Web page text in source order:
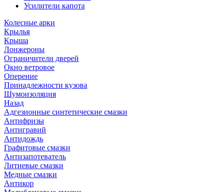
Усилители капота
Колесные арки
Крылья
Крыша
Лонжероны
Ограничители дверей
Окно ветровое
Оперение
Принадлежности кузова
Шумоизоляция
Назад
Адгезионные синтетические смазки
Антифризы
Антигравий
Антидождь
Графитовые смазки
Антизапотеватель
Литиевые смазки
Медные смазки
Антикор